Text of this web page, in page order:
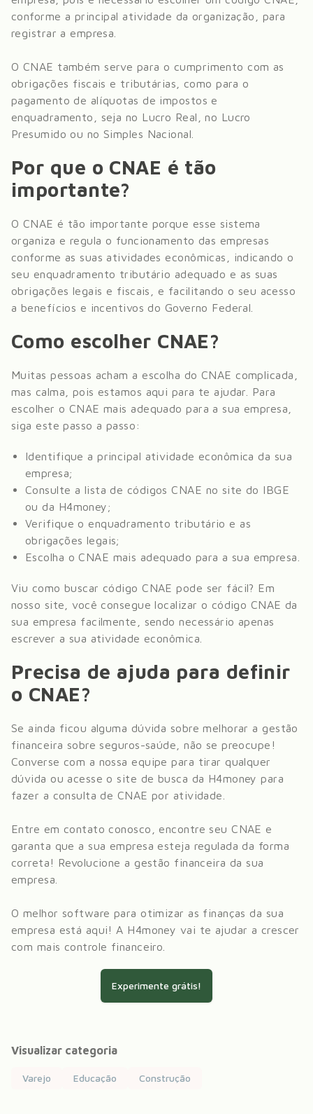
conforme a principal atividade da organização, para
registrar a empresa.
O CNAE também serve para o cumprimento com as
obrigações fiscais e tributárias, como para o
pagamento de alíquotas de impostos e
enquadramento, seja no Lucro Real, no Lucro
Presumido ou no Simples Nacional.
Por que o CNAE é tão
importante?
O CNAE é tão importante porque esse sistema
organiza e regula o funcionamento das empresas
conforme as suas atividades econômicas, indicando o
seu enquadramento tributário adequado e as suas
obrigações legais e fiscais, e facilitando o seu acesso
a benefícios e incentivos do Governo Federal.
Como escolher CNAE?
Muitas pessoas acham a escolha do CNAE complicada,
mas calma, pois estamos aqui para te ajudar. Para
escolher o CNAE mais adequado para a sua empresa,
siga este passo a passo:
Identifique a principal atividade econômica da sua
empresa;
Consulte a lista de códigos CNAE no site do IBGE
ou da H4money;
Verifique o enquadramento tributário e as
obrigações legais;
Escolha o CNAE mais adequado para a sua empresa.
Viu como buscar código CNAE pode ser fácil? Em
nosso site, você consegue localizar o código CNAE da
sua empresa facilmente, sendo necessário apenas
escrever a sua atividade econômica.
Precisa de ajuda para definir
o CNAE?
Se ainda ficou alguma dúvida sobre melhorar a gestão
financeira sobre seguros-saúde , não se preocupe!
Converse com a nossa equipe para tirar qualquer
dúvida ou acesse o site de busca da H4money para
fazer a consulta de CNAE por atividade.
Entre em contato conosco, encontre seu CNAE e
garanta que a sua empresa esteja regulada da forma
correta! Revolucione a gestão financeira da sua
empresa.
O melhor software para otimizar as finanças da sua
empresa está aqui! A H4money vai te ajudar a crescer
com mais controle financeiro.
Experimente grátis!
Visualizar categoria
Varejo Educação Construção